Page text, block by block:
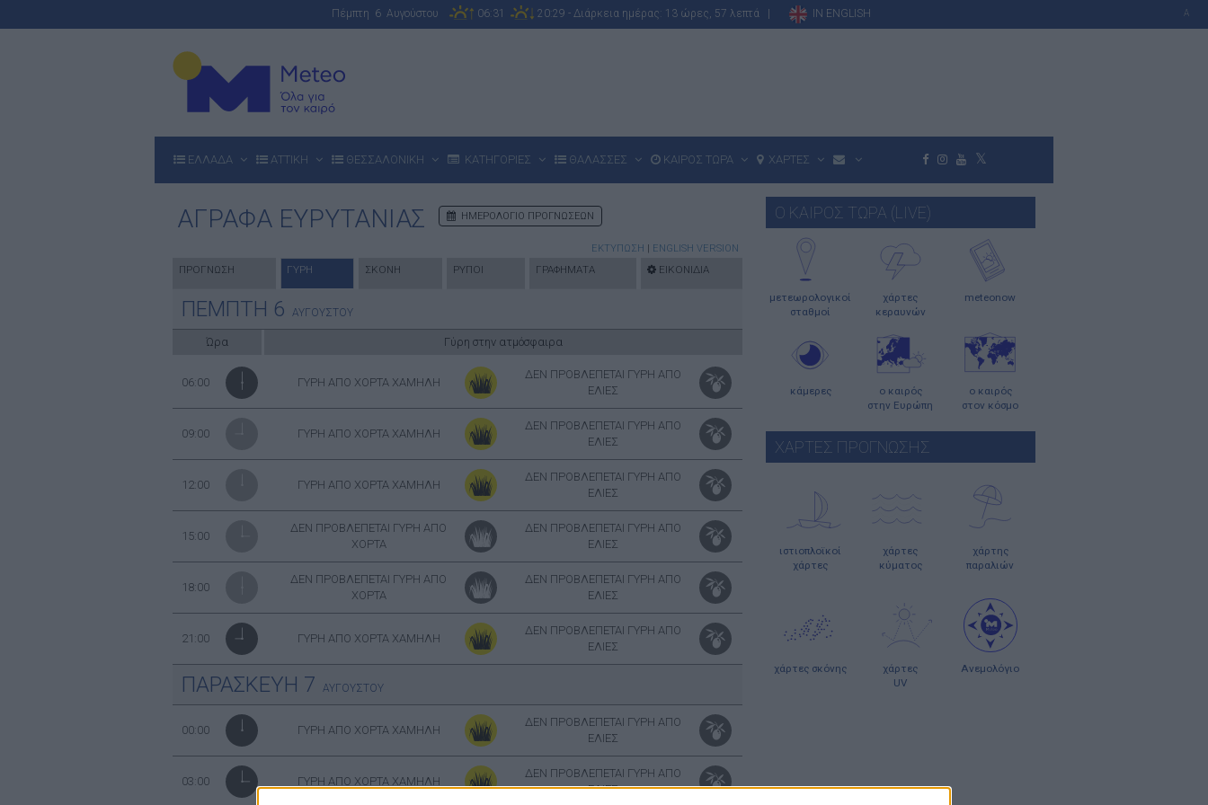
Πέμπτη 6 Αυγούστου 06:31 20:29 - Διάρκεια ημέρας: 13 ώρες, 57 λεπτά | IN ENGLISH A
ΕΛΛΑΔΑ ΑΤΤΙΚΗ ΘΕΣΣΑΛΟΝΙΚΗ ΚΑΤΗΓΟΡΙΕΣ ΘΑΛΑΣΣΕΣ ΚΑΙΡΟΣ ΤΩΡΑ ΧΑΡΤΕΣ
ΑΓΡΑΦΑ ΕΥΡΥΤΑΝΙΑΣ ΗΜΕΡΟΛΟΓΙΟ ΠΡΟΓΝΩΣΕΩΝ
ΕΚΤΥΠΩΣΗ | ENGLISH VERSION
ΠΡΟΓΝΩΣΗ ΓΥΡΗ ΣΚΟΝΗ ΡΥΠΟΙ ΓΡΑΦΗΜΑΤΑ ΕΙΚΟΝΙΔΙΑ
ΠΕΜΠΤΗ 6 ΑΥΓΟΥΣΤΟΥ
Ώρα Γύρη στην ατμόσφαιρα
06:00 ΓΥΡΗ ΑΠΟ ΧΟΡΤΑ ΧΑΜΗΛΗ
ΔΕΝ ΠΡΟΒΛΕΠΕΤΑΙ ΓΥΡΗ ΑΠΟ
ΕΛΙΕΣ
09:00 ΓΥΡΗ ΑΠΟ ΧΟΡΤΑ ΧΑΜΗΛΗ
ΔΕΝ ΠΡΟΒΛΕΠΕΤΑΙ ΓΥΡΗ ΑΠΟ
ΕΛΙΕΣ
12:00 ΓΥΡΗ ΑΠΟ ΧΟΡΤΑ ΧΑΜΗΛΗ
ΔΕΝ ΠΡΟΒΛΕΠΕΤΑΙ ΓΥΡΗ ΑΠΟ
ΕΛΙΕΣ
15:00
ΔΕΝ ΠΡΟΒΛΕΠΕΤΑΙ ΓΥΡΗ ΑΠΟ
ΧΟΡΤΑ
ΔΕΝ ΠΡΟΒΛΕΠΕΤΑΙ ΓΥΡΗ ΑΠΟ
ΕΛΙΕΣ
18:00
ΔΕΝ ΠΡΟΒΛΕΠΕΤΑΙ ΓΥΡΗ ΑΠΟ
ΧΟΡΤΑ
ΔΕΝ ΠΡΟΒΛΕΠΕΤΑΙ ΓΥΡΗ ΑΠΟ
ΕΛΙΕΣ
21:00 ΓΥΡΗ ΑΠΟ ΧΟΡΤΑ ΧΑΜΗΛΗ
ΔΕΝ ΠΡΟΒΛΕΠΕΤΑΙ ΓΥΡΗ ΑΠΟ
ΕΛΙΕΣ
ΠΑΡΑΣΚΕΥΗ 7 ΑΥΓΟΥΣΤΟΥ
00:00 ΓΥΡΗ ΑΠΟ ΧΟΡΤΑ ΧΑΜΗΛΗ
ΔΕΝ ΠΡΟΒΛΕΠΕΤΑΙ ΓΥΡΗ ΑΠΟ
ΕΛΙΕΣ
03:00 ΓΥΡΗ ΑΠΟ ΧΟΡΤΑ ΧΑΜΗΛΗ
ΔΕΝ ΠΡΟΒΛΕΠΕΤΑΙ ΓΥΡΗ ΑΠΟ
ΕΛΙΕΣ
Ο ΚΑΙΡΟΣ ΤΩΡΑ (LIVE)
μετεωρολογικοί
σταθμοί
χάρτες
κεραυνών
meteonow
κάμερες
ο καιρός
στην Ευρώπη
ο καιρός
στον κόσμο
ΧΑΡΤΕΣ ΠΡΟΓΝΩΣΗΣ
ιστιοπλοϊκοί
χάρτες
χάρτες
κύματος
χάρτης
παραλιών
χάρτες σκόνης
χάρτες
UV
Ανεμολόγιο